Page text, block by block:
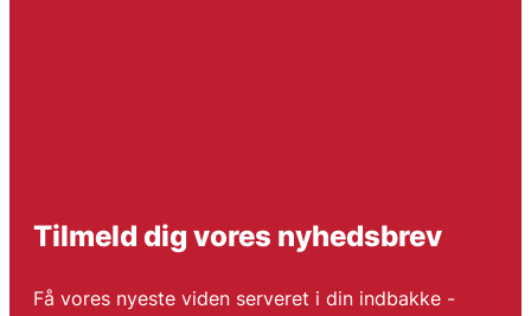
Tilmeld dig vores nyhedsbrev
Få vores nyeste viden serveret i din indbakke -